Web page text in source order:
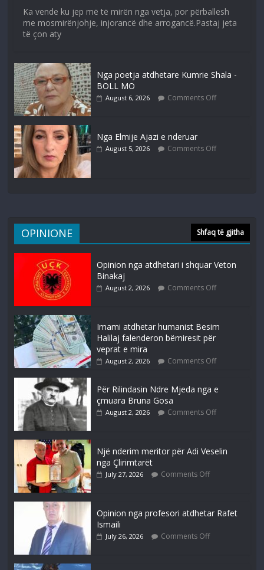
Ka vende ku jep më të mirën nga vetja, por përballesh
me mosmirënjohje, injorancë dhe arrogancë.Pastaj jeta
të çon aty
Nga poetja atdhetare Kumrie Shala -
BOLL MO
August 6, 2026 Comments Off
Nga Elmije Ajazi e nderuar
August 5, 2026 Comments Off
OPINIONE Shfaq të gjitha
Opinion nga atdhetari i shquar Veton
Binakaj
August 2, 2026 Comments Off
Imami atdhetar humanist Besim
Halilaj falenderon bëmiresit për
veprat e mira
August 2, 2026 Comments Off
Për Rilindasin Ndre Mjeda nga e
çmuara Bruna Gosa
August 2, 2026 Comments Off
Një nderim meritor për Adi Veselin
nga Çlirimtarët
July 27, 2026 Comments Off
Opinion nga profesori atdhetar Rafet
Ismaili
July 26, 2026 Comments Off